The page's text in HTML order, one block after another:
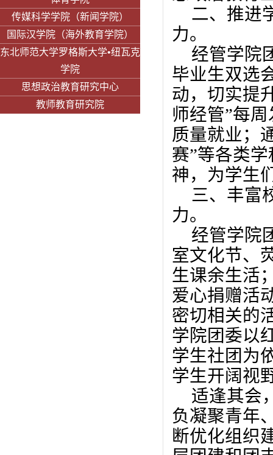
传媒科学学院（新闻学院）
国际汉学院（海外教育学院）
东北师范大学罗格斯大学•纽瓦克
学院
思想政治教育研究中心
教师教育研究院
二、推进
力。
经管学院
毕业生双选
动，切实提
师经管”每
质量就业；
赛”等各类
神，为学生
三、丰富
力。
经管学院
室文化节、
生课余生活
爱心捐赠活
密切相关的
学院团委以
学生社团为
学生开阔视
适逢其会
负凝聚青年
断优化组织